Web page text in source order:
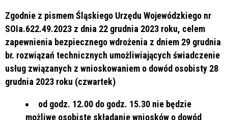
Zgodnie z pismem Śląskiego Urzędu Wojewódzkiego nr
SOIa.622.49.2023 z dnia 22 grudnia 2023 roku, celem
zapewnienia bezpiecznego wdrożenia z dniem 29 grudnia
br. rozwiązań technicznych umożliwiających świadczenie
usług związanych z wnioskowaniem o dowód osobisty 28
grudnia 2023 roku (czwartek)
od godz. 12.00 do godz. 15.30 nie będzie
możliwe osobiste składanie wniosków o dowód